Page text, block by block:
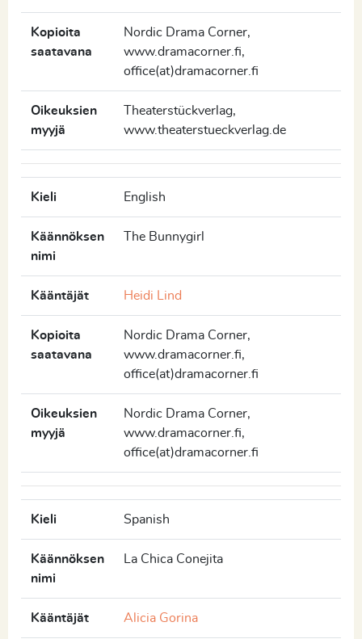
Kopioita
saatavana
Nordic Drama Corner,
www.dramacorner.fi,
office(at)dramacorner.fi
Oikeuksien
myyjä
Theaterstückverlag,
www.theaterstueckverlag.de
Kieli English
Käännöksen
nimi
The Bunnygirl
Kääntäjät Heidi Lind
Kopioita
saatavana
Nordic Drama Corner,
www.dramacorner.fi,
office(at)dramacorner.fi
Oikeuksien
myyjä
Nordic Drama Corner,
www.dramacorner.fi,
office(at)dramacorner.fi
Kieli Spanish
Käännöksen
nimi
La Chica Conejita
Kääntäjät Alicia Gorina